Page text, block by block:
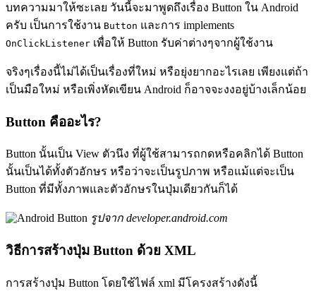
บทความมาให้ซะเลย วันนี้จะมาพูดถึงเรื่อง Button ใน Android
ครับ เป็นการใช้งาน Button และการ implements
OnClickListener เพื่อให้ Button รับค่าต่างๆจากผู้ใช้งาน
จริงๆเรื่องนี้ไม่ได้เป็นเรื่องที่ใหม่ หรือยุ่งยากอะไรเลย เพียงแต่ถ้า
เป็นมือใหม่ หรือเพิ่งหัดเขียน Android ก็อาจจะงงอยู่บ้างเล็กน้อย
Button คืออะไร?
Button นั้นเป็น View ตัวนึง ที่ผู้ใช้สามารถกดหรือคลิกได้ Button
นั้นเป็นได้ทั้งตัวอักษร หรือว่าจะเป็นรูปภาพ หรือแม้แต่จะเป็น
Button ที่มีทั้งภาพและตัวอักษรในปุ่มเดียวกันก็ได้
รูปจาก developer.android.com
วิธีการสร้างปุ่ม Button ด้วย XML
การสร้างปุ่ม Button โดยใช้ไฟล์ xml มีโครงสร้างดังนี้